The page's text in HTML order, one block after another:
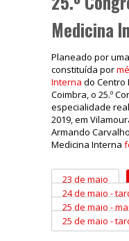
Medicina
Planeado por
constituída por
Interna do Centro
Coimbra, o 25.º
especialidade
2019, em
Armando
Medicina Interna
23 de maio
24 de maio -
25 de maio -
25 de maio -